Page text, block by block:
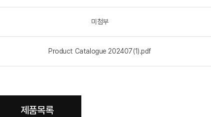
미첨부
Product Catalogue 202407(1).pdf
제품목록